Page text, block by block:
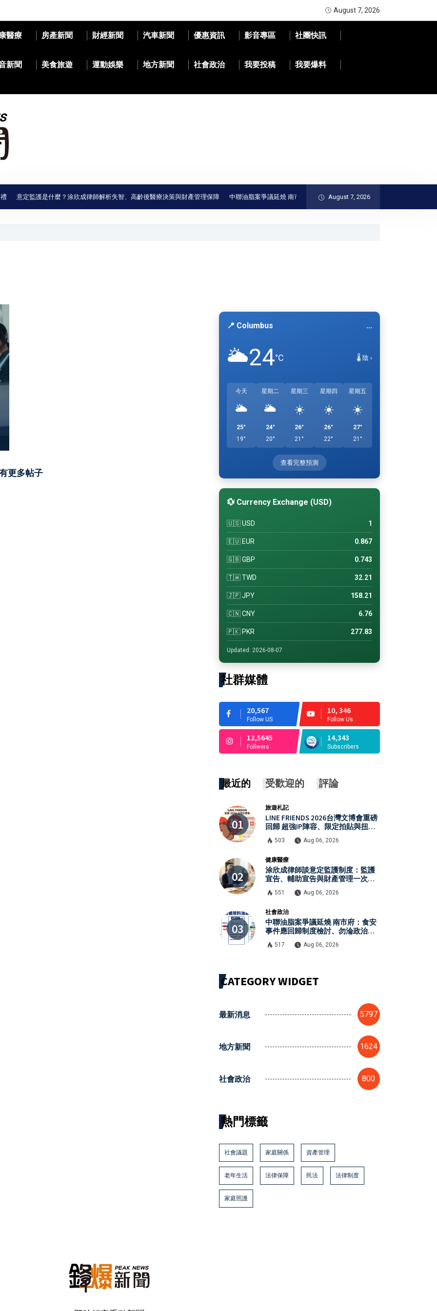
August 7, 2026
醫療 房產新聞 財經新聞 汽車新聞 優惠資訊 影音專區 社團快訊
新聞 美食旅遊 運動娛樂 地方新聞 社會政治 我要投稿 我要爆料
意定監護是什麼？涂欣成律師解析失智、高齡後醫療決策與財產管理保障 中聯油脂案爭議延燒 南市府：食安事件應回歸制度檢討、勿淪政治攻防
August 7, 2026
更多帖子
📍 Columbus ...
🌥️24°C 🌡️ 陰 ›
今天
🌥️
25°
19°
星期二
🌥️
24°
20°
星期三
☀️
26°
21°
星期四
☀️
26°
22°
星期五
☀️
27°
21°
查看完整預測
💱 Currency Exchange (USD)
🇺🇸 USD 1
🇪🇺 EUR 0.867
🇬🇧 GBP 0.743
🇹🇼 TWD 32.21
🇯🇵 JPY 158.21
🇨🇳 CNY 6.76
🇵🇰 PKR 277.83
Updated: 2026-08-07
社群媒體
20,567
Follow US
10, 346
Follow Us
12,5645
Follwers
14,343
Subscribers
最近的 受歡迎的 評論
旅遊札記
LINE FRIENDS 2026台灣文博會重磅
回歸 超強IP陣容、限定拍貼與扭蛋
牆活動全公開
503 Aug 06, 2026
健康醫療
涂欣成律師談意定監護制度：監護
宣告、輔助宣告與財產管理一次了
解
551 Aug 06, 2026
社會政治
中聯油脂案爭議延燒 南市府：食安
事件應回歸制度檢討、勿淪政治攻
防
517 Aug 06, 2026
CATEGORY WIDGET
最新消息 5797
地方新聞 1624
社會政治 800
熱門標籤
社會議題 家庭關係 資產管理
老年生活 法律保障 民法 法律制度
家庭照護